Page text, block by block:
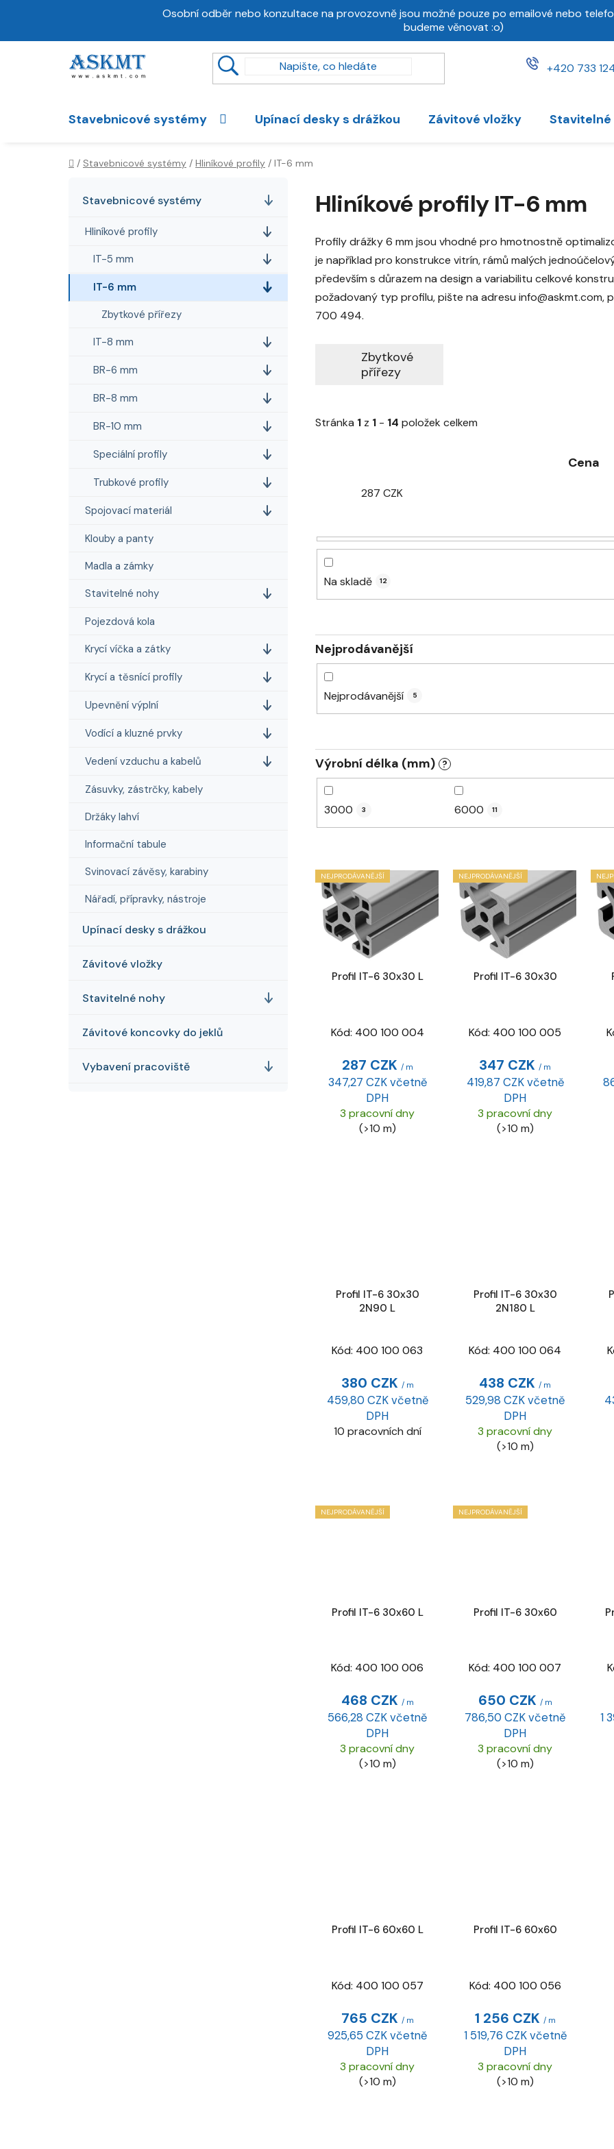
Osobní odběr nebo konzultace na provozovně jsou možné pouze po emailové nebo
budeme věnovat :o)
+420 733
Stavebnicové systémy Upínací desky s drážkou Závitové vložky Stavitelné
Domů
/ Stavebnicové systémy / Hliníkové profily / IT-6 mm
a
kategorie
r
e
Stavebnicové systémy
Hliníkové profily
IT-5 mm
IT-6 mm
Zbytkové přířezy
IT-8 mm
BR-6 mm
BR-8 mm
BR-10 mm
Speciální profily
Trubkové profily
Spojovací materiál
Klouby a panty
Madla a zámky
Stavitelné nohy
Pojezdová kola
Krycí víčka a zátky
Krycí a těsnící profily
Upevnění výplní
Vodící a kluzné prvky
Vedení vzduchu a kabelů
Zásuvky, zástrčky, kabely
Držáky lahví
Informační tabule
Svinovací závěsy, karabiny
Nářadí, přípravky, nástroje
Upínací desky s drážkou
Závitové vložky
Stavitelné nohy
Závitové koncovky do jeklů
Vybavení pracoviště
Hliníkové profily IT-6 mm
Profily drážky 6 mm jsou vhodné pro hmotnostně
je například pro konstrukce vitrín, rámů malých
především s důrazem na design a variabilitu celkové
požadovaný typ profilu, pište na adresu
700 494.
Zbytkové
přířezy
Stránka 1 z 1 - 14 položek celkem
Cena
287 CZK
Na skladě 12
Nejprodávanější
Nejprodávanější 5
Výrobní délka (mm) ?
3000 3 6000 11
V
ý
p
NEJPRODÁVANĚJŠÍ
Profil IT-6 30x30 L
Kód: 400 100 004
287 CZK / m
347,27 CZK včetně
DPH
3 pracovní dny
(>10 m)
NEJPRODÁVANĚJŠÍ
Profil IT-6 30x30
Kód: 400 100 005
347 CZK / m
419,87 CZK včetně
DPH
3 pracovní dny
(>10 m)
Profil IT-6 30x30
2N90 L
Kód: 400 100 063
380 CZK / m
459,80 CZK včetně
DPH
10 pracovních dní
Profil IT-6 30x30
2N180 L
Kód: 400 100 064
438 CZK / m
529,98 CZK včetně
DPH
3 pracovní dny
(>10 m)
NEJPRODÁVANĚJŠÍ
Profil IT-6 30x60 L
Kód: 400 100 006
468 CZK / m
566,28 CZK včetně
DPH
3 pracovní dny
(>10 m)
NEJPRODÁVANĚJŠÍ
Profil IT-6 30x60
Kód: 400 100 007
650 CZK / m
786,50 CZK včetně
DPH
3 pracovní dny
(>10 m)
1
Profil IT-6 60x60 L
Kód: 400 100 057
765 CZK / m
925,65 CZK včetně
DPH
3 pracovní dny
(>10 m)
Profil IT-6 60x60
Kód: 400 100 056
1 256 CZK / m
1 519,76 CZK včetně
DPH
3 pracovní dny
(>10 m)